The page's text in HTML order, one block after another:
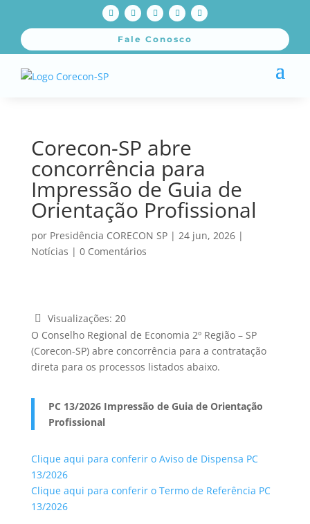
Fale Conosco
Corecon-SP abre
concorrência para
Impressão de Guia de
Orientação Profissional
por Presidência CORECON SP| 24 jun, 2026|
Notícias | 0 Comentários
Visualizações: 20
O Conselho Regional de Economia 2º Região – SP
(Corecon-SP) abre concorrência para a contratação
direta para os processos listados abaixo.
PC 13/2026 Impressão de Guia de Orientação
Profissional
Clique aqui para conferir o Aviso de Dispensa PC
13/2026
Clique aqui para conferir o Termo de Referência PC
13/2026